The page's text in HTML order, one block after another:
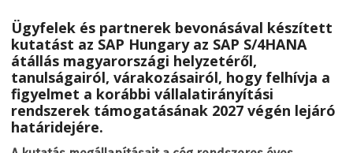
Ügyfelek és partnerek bevonásával készített
kutatást az SAP Hungary az SAP S/4HANA
átállás magyarországi helyzetéről,
tanulságairól, várakozásairól, hogy felhívja a
figyelmet a korábbi vállalatirányítási
rendszerek támogatásának 2027 végén lejáró
határidejére.